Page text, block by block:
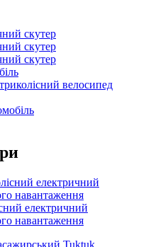
скутер
скутер
скутер
велосипед
електричний
навантаження